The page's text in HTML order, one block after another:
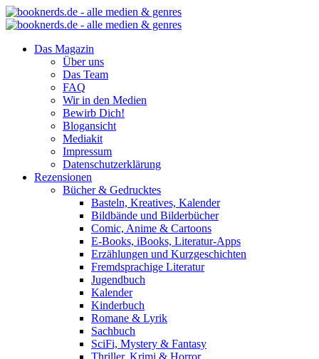
Das Magazin
Über uns
Das Team
FAQ
Wir in den Medien
Bewirb Dich!
Blogansicht
Mediakit
Impressum
Datenschutzerklärung
Rezensionen
Bücher & Gedrucktes
Basteln, Kreatives, Kalender
Bildbände und Bilderbücher
Comic, Anime & Cartoons
E-Books, iBooks, Literatur-Apps
Erzählungen und Kurzgeschichten
Fremdsprachige Literatur
Jugendbuch
Kalender
Kinderbuch
Romane & Lyrik
Sachbuch
SciFi, Mystery & Fantasy
Thriller, Krimi & Horror